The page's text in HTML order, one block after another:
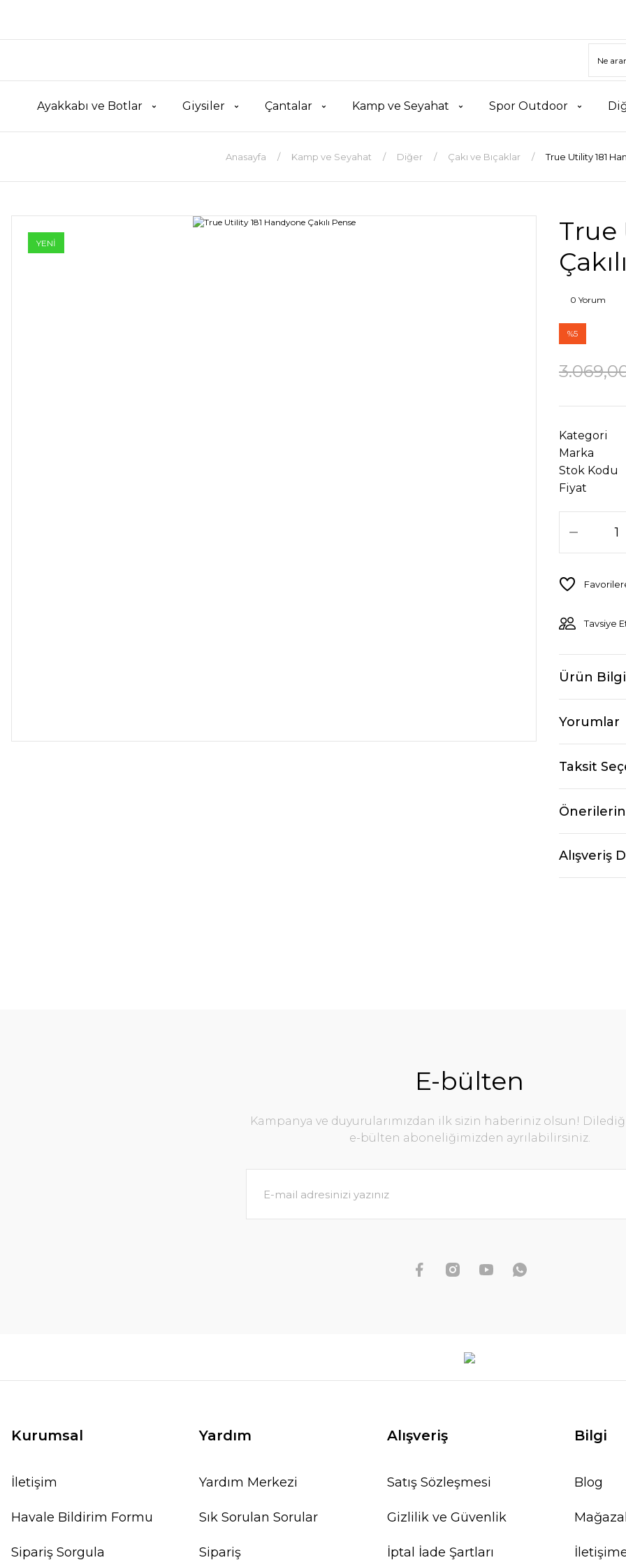
Ayakkabı ve Botlar Giysiler Çantalar Kamp ve Seyahat Spor Outdoor
Anasayfa Kamp ve Seyahat Diğer Çakı ve Bıçaklar True Utility 181
YENİ
True
0 Yorum
%5
Kategori
Marka
Stok Kodu
Fiyat
Tavsiye
Ürün
Yorumlar
Taksit
Alışveriş
E-bülten
Kampanya ve duyurularımızdan ilk sizin haberiniz olsun!
e-bülten aboneliğimizden ayrılabilirsiniz.
Kurumsal
İletişim
Havale Bildirim Formu
Sipariş Sorgula
Yardım
Yardım Merkezi
Sık Sorulan Sorular
Sipariş
Alışveriş
Satış Sözleşmesi
Gizlilik ve Güvenlik
İptal İade Şartları
Bilgi
Blog